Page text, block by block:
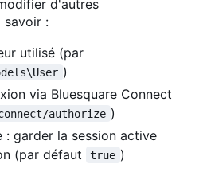
d'autres
savoir :
utilisé (par
)
via Bluesquare Connect
authorize )
: garder la session active
(par défaut
true )